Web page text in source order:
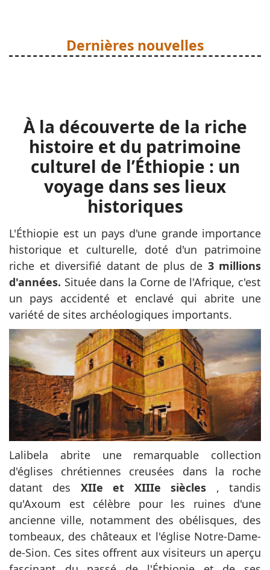
Dernières nouvelles
À la découverte de la riche
histoire et du patrimoine
culturel de l’Éthiopie : un
voyage dans ses lieux
historiques
L'Éthiopie est un pays d'une grande importance
historique et culturelle, doté d'un patrimoine
riche et diversifié datant de plus de 3 millions
d'années. Située dans la Corne de l'Afrique, c'est
un pays accidenté et enclavé qui abrite une
variété de sites archéologiques importants.
Lalibela abrite une remarquable collection
d'églises chrétiennes creusées dans la roche
datant des XIIe et XIIIe siècles , tandis
qu'Axoum est célèbre pour les ruines d'une
ancienne ville, notamment des obélisques, des
tombeaux, des châteaux et l'église Notre-Dame-
de-Sion. Ces sites offrent aux visiteurs un aperçu